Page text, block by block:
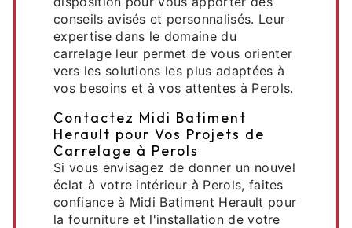
conseils avisés et personnalisés. Leur
expertise dans le domaine du
carrelage leur permet de vous orienter
vers les solutions les plus adaptées à
vos besoins et à vos attentes à Perols.
Contactez Midi Batiment
Herault pour Vos Projets de
Carrelage à Perols
Si vous envisagez de donner un nouvel
éclat à votre intérieur à Perols, faites
confiance à Midi Batiment Herault pour
la fourniture et l'installation de votre